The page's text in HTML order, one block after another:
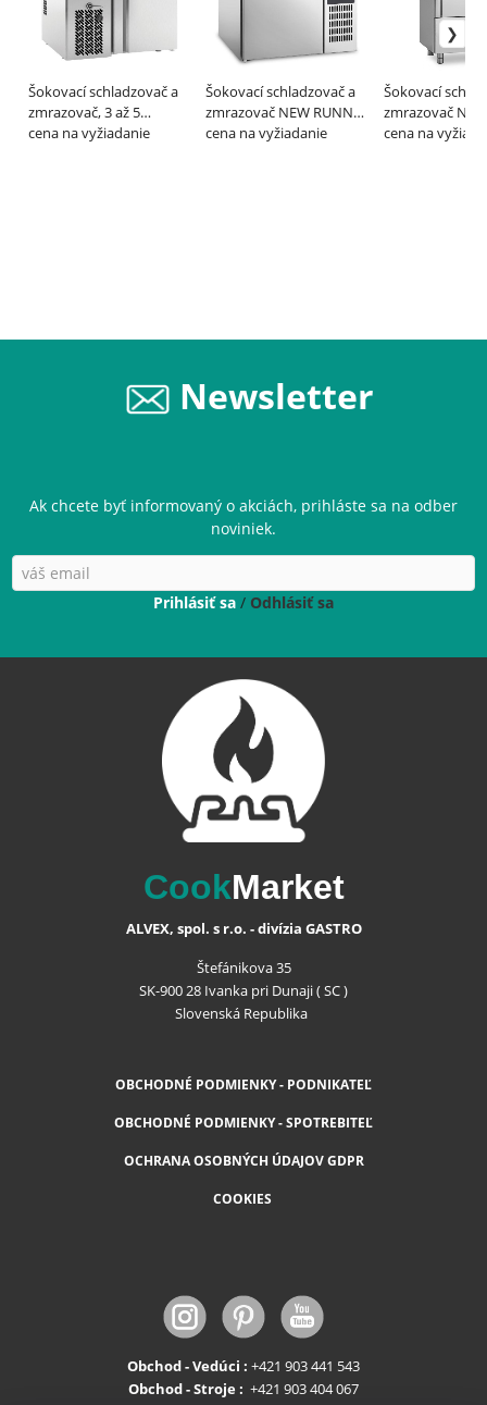
Šokovací schladzovač a
zmrazovač, 3 až 5
zásuvov – INFRICO
cena na vyžiadanie
Šokovací schladzovač a
zmrazovač NEW RUNNER
BASIC, GN 2/3 – GEMM
cena na vyžiadanie
Šokovací
zmrazovač
TOP – GEMM
cena na
Newsletter
Ak chcete byť informovaný o akciách, prihláste sa na odber
noviniek.
Prihlásiť sa / Odhlásiť sa
CookMarket
ALVEX, spol. s r.o. - divízia GASTRO
Štefánikova 35
SK-900 28 Ivanka pri Dunaji ( SC )
Slovenská Republika
OBCHODNÉ PODMIENKY - PODNIKATEĽ
OBCHODNÉ PODMIENKY - SPOTREBITEĽ
OCHRANA OSOBNÝCH ÚDAJOV GDPR
COOKIES
Obchod - Vedúci : +421 903 441 543
Obchod - Stroje : +421 903 404 067